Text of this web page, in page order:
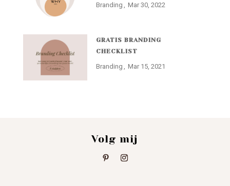
Branding Mar 30, 2022
GRATIS BRANDING
CHECKLIST
Branding Mar 15, 2021
Volg mij